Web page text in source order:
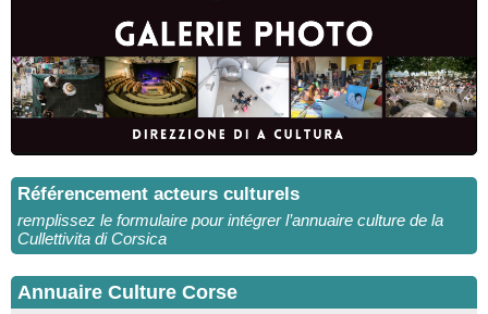
Référencement acteurs culturels
remplissez le formulaire pour intégrer l’annuaire culture de la
Cullettivita di Corsica
Annuaire Culture Corse